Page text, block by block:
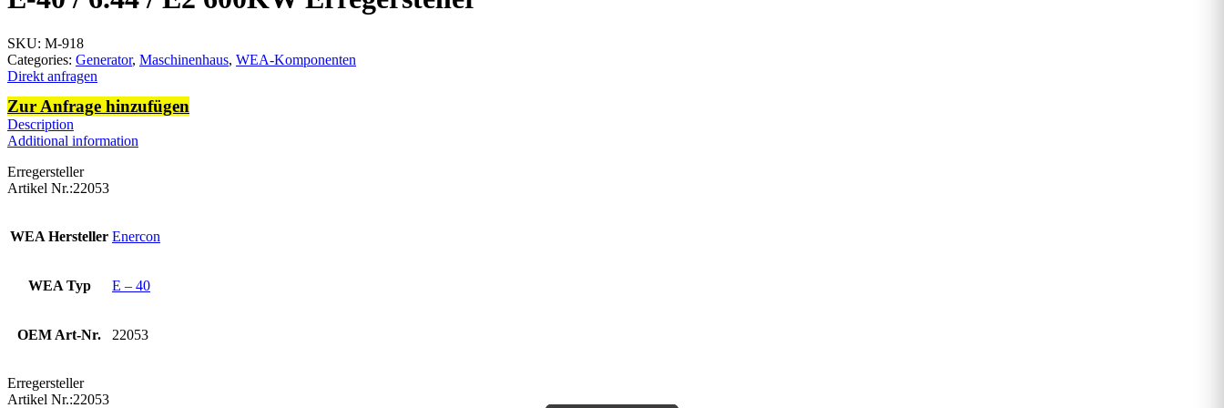
SKU: M-918
Categories: Generator, Maschinenhaus, WEA-Komponenten
Direkt anfragen
Zur Anfrage hinzufügen
Description
Additional information
Erregersteller
Artikel Nr.:22053
WEA Hersteller Enercon
WEA Typ E – 40
OEM Art-Nr. 22053
Erregersteller
Artikel Nr.:22053